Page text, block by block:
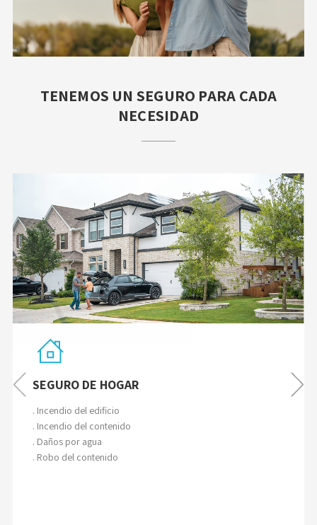
TENEMOS UN SEGURO PARA CADA
NECESIDAD
SEGURO DE HOGAR
. Incendio del edificio
. Incendio del contenido
. Daños por agua
. Robo del contenido